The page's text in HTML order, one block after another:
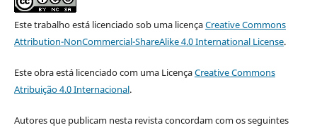
Este trabalho está licenciado sob uma licençaCreative Commons
Attribution-NonCommercial-ShareAlike 4.0 International License.
Este obra está licenciado com uma LicençaCreative Commons
Atribuição 4.0 Internacional.
Autores que publicam nesta revista concordam com os seguintes